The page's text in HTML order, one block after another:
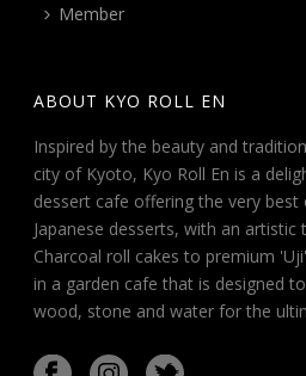
Member
ABOUT KYO ROLL EN
Inspired by the beauty and
city of Kyoto, Kyo Roll En is a
dessert cafe offering the very
Japanese desserts, with an
Charcoal roll cakes to premium
in a garden cafe that is designed
wood, stone and water for the